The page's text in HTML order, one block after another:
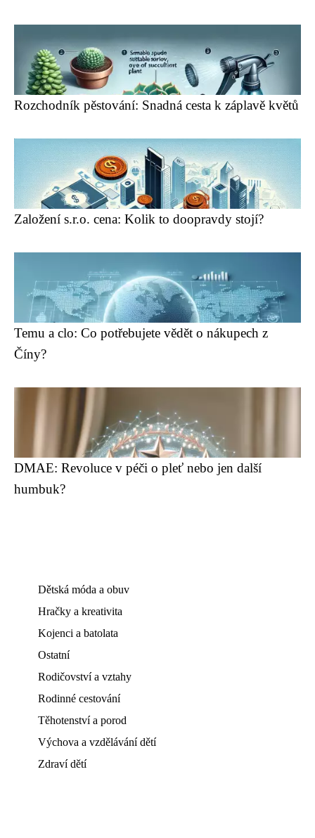
Rozchodník pěstování: Snadná cesta k záplavě květů
Založení s.r.o. cena: Kolik to doopravdy stojí?
Temu a clo: Co potřebujete vědět o nákupech z
Číny?
DMAE: Revoluce v péči o pleť nebo jen další
humbuk?
Dětská móda a obuv
Hračky a kreativita
Kojenci a batolata
Ostatní
Rodičovství a vztahy
Rodinné cestování
Těhotenství a porod
Výchova a vzdělávání dětí
Zdraví dětí